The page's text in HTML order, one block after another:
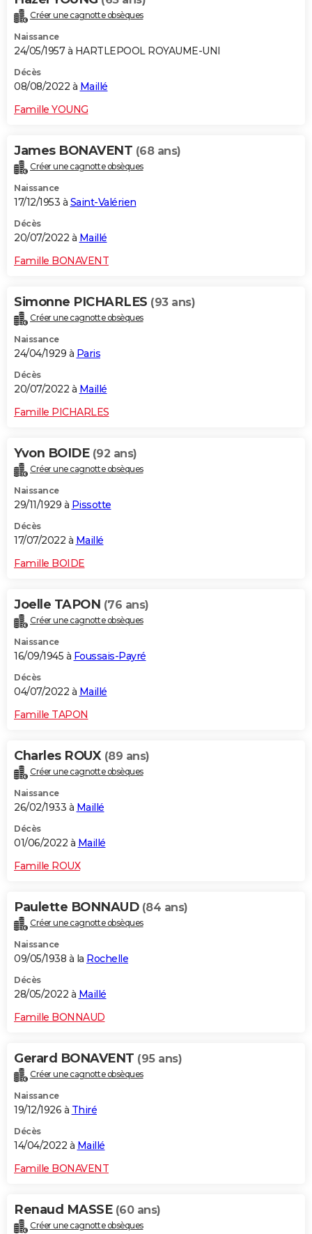
Créer une cagnotte obsèques
Naissance
24/05/1957 à HARTLEPOOL ROYAUME-UNI
Décès
08/08/2022 à Maillé
Famille YOUNG
James BONAVENT (68 ans)
Créer une cagnotte obsèques
Naissance
17/12/1953 à Saint-Valérien
Décès
20/07/2022 à Maillé
Famille BONAVENT
Simonne PICHARLES (93 ans)
Créer une cagnotte obsèques
Naissance
24/04/1929 à Paris
Décès
20/07/2022 à Maillé
Famille PICHARLES
Yvon BOIDE (92 ans)
Créer une cagnotte obsèques
Naissance
29/11/1929 à Pissotte
Décès
17/07/2022 à Maillé
Famille BOIDE
Joelle TAPON (76 ans)
Créer une cagnotte obsèques
Naissance
16/09/1945 à Foussais-Payré
Décès
04/07/2022 à Maillé
Famille TAPON
Charles ROUX (89 ans)
Créer une cagnotte obsèques
Naissance
26/02/1933 à Maillé
Décès
01/06/2022 à Maillé
Famille ROUX
Paulette BONNAUD (84 ans)
Créer une cagnotte obsèques
Naissance
09/05/1938 à la Rochelle
Décès
28/05/2022 à Maillé
Famille BONNAUD
Gerard BONAVENT (95 ans)
Créer une cagnotte obsèques
Naissance
19/12/1926 à Thiré
Décès
14/04/2022 à Maillé
Famille BONAVENT
Renaud MASSE (60 ans)
Créer une cagnotte obsèques